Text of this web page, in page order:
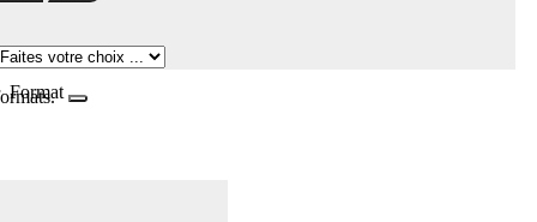
Format